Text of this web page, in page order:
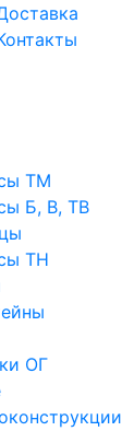
ТМ
Б, В, ТВ
ТН
ОГ